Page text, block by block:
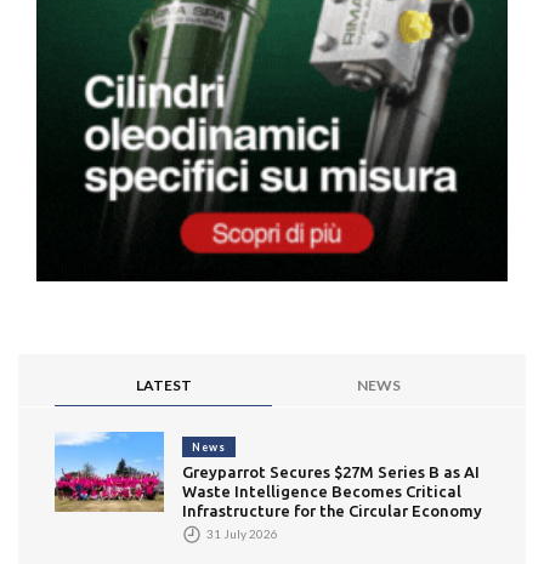
LATEST NEWS
News
Greyparrot Secures $27M Series B as AI
Waste Intelligence Becomes Critical
Infrastructure for the Circular Economy
31 July 2026